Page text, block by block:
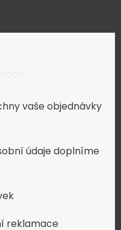
vaše objednávky
údaje doplníme
reklamace